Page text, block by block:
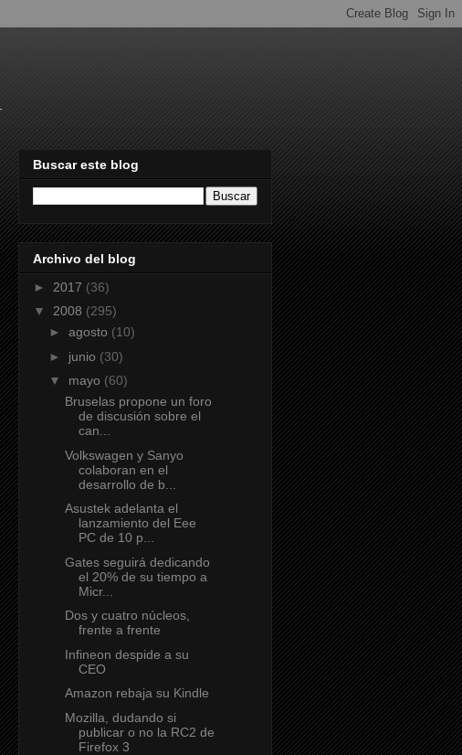
Buscar este blog
Archivo del blog
► 2017 (36)
▼ 2008 (295)
► agosto (10)
► junio (30)
▼ mayo (60)
Bruselas propone un foro
de discusión sobre el
can...
Volkswagen y Sanyo
colaboran en el
desarrollo de b...
Asustek adelanta el
lanzamiento del Eee
PC de 10 p...
Gates seguirá dedicando
el 20% de su tiempo a
Micr...
Dos y cuatro núcleos,
frente a frente
Infineon despide a su
CEO
Amazon rebaja su Kindle
Mozilla, dudando si
publicar o no la RC2 de
Firefox 3